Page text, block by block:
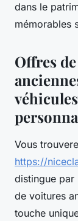
dans le
mémorables
Offres
Vous
https://
distingue par
de voitures
touche